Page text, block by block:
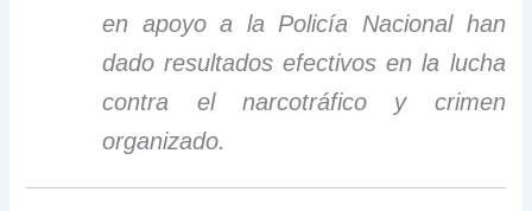
en apoyo a la Policía Nacional han
dado resultados efectivos en la lucha
contra el narcotráfico y crimen
organizado.